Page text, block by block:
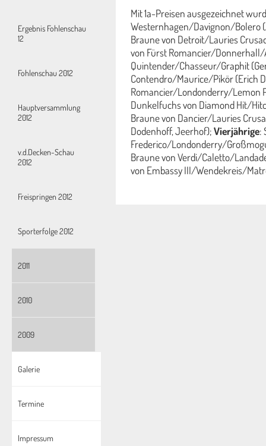
Ergebnis Fohlenschau
12
Fohlenschau 2012
Hauptversammlung
2012
v.d.Decken-Schau
2012
Freispringen 2012
Sporterfolge 2012
2011
2010
2009
Galerie
Termine
Impressum
Mit 1a-Preisen ausgezeichnet
Westernhagen/Davignon/Bolero
Braune von Detroit/Lauries
von Fürst Romancier/
Quintender/Chasseur/Graphit
Contendro/Maurice/Pikör (Erich
Romancier/Londonderry/Lemon
Dunkelfuchs von Diamond Hit/
Braune von Dancier/Lauries
Dodenhoff, Jeerhof);Vierjährige:
Frederico/Londonderry/
Braune von Verdi/Caletto/
von Embassy III/Wendekreis/